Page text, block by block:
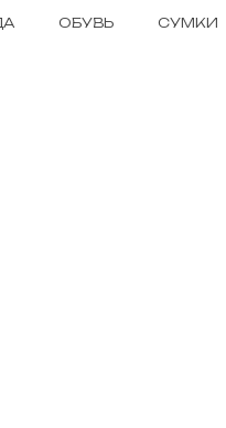
ОБУВЬ СУМКИ